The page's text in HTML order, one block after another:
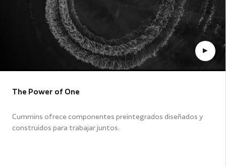
The Power of One
Cummins ofrece componentes preintegrados diseñados y
construidos para trabajar juntos.